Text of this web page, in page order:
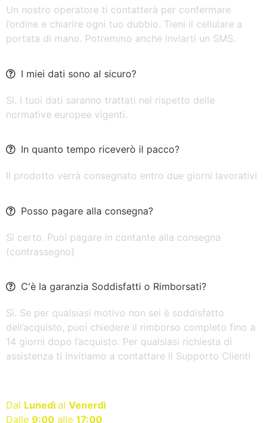
Un nostro operatore ti contatterà per confermare
l’ordine e chiarire ogni tuo dubbio. Tieni il cellulare a
portata di mano. Potremmo anche inviarti un SMS.
I miei dati sono al sicuro?
Sì. I tuoi dati saranno trattati nel rispetto delle
normative europee vigenti.
In quanto tempo riceverò il pacco?
Il prodotto verrà consegnato entro due giorni lavorativi
Posso pagare alla consegna?
Sì certo. Puoi pagare in contante alla consegna
(contrassegno)
C'è la garanzia Soddisfatti o Rimborsati?
Sì. Se per qualsiasi motivo non sei è soddisfatto
dell’acquisto, puoi chiedere il rimborso completo fino a
14 giorni dopo l’acquisto. Per qualsiasi richiesta di
assistenza ti invitiamo a contattare il Supporto Clienti
Dal Lunedì al Venerdì
Dalle 9:00 alle 17:00